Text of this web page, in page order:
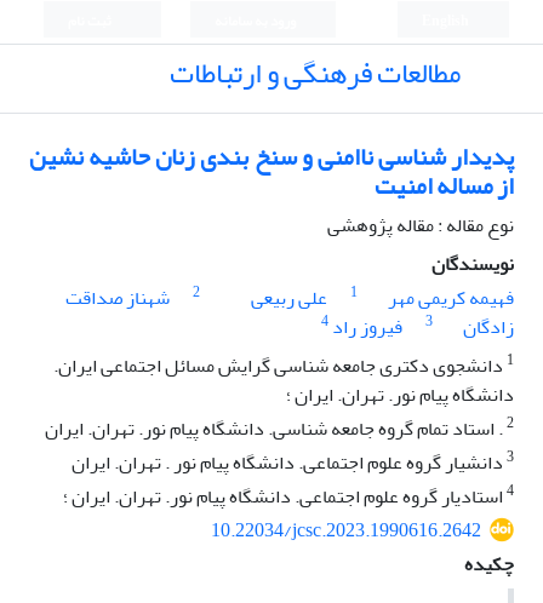
مطالعات فرهنگی و ارتباطات
پدیدار شناسی ناامنی و سنخ بندی زنان حاشیه نشین
از مساله امنیت
نوع مقاله : مقاله پژوهشی
نویسندگان
فهیمه کریمی مهر
1 علی ربیعی 2
شهناز صداقت
زادگان
3 فیروز راد4
1 دانشجوی دکتری جامعه شناسی گرایش مسائل اجتماعی ایران.
دانشگاه پیام نور. تهران. ایران ؛
2. استاد تمام گروه جامعه شناسی. دانشگاه پیام نور. تهران. ایران
3دانشیار گروه علوم اجتماعی. دانشگاه پیام نور . تهران. ایران
4استادیار گروه علوم اجتماعی. دانشگاه پیام نور. تهران. ایران ؛
10.22034/jcsc.2023.1990616.2642
چکیده